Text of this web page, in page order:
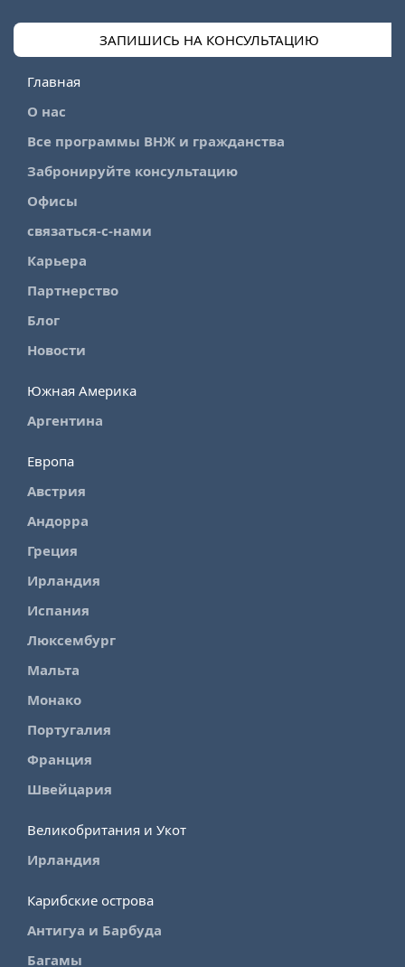
ЗАПИШИСЬ НА КОНСУЛЬТАЦИЮ
Главная
О нас
Все программы ВНЖ и гражданства
Забронируйте консультацию
Офисы
связаться-с-нами
Карьера
Партнерство
Блог
Новости
Южная Америка
Аргентина
Европа
Австрия
Андорра
Греция
Ирландия
Испания
Люксембург
Мальта
Монако
Португалия
Франция
Швейцария
Великобритания и Укот
Ирландия
Карибские острова
Антигуа и Барбуда
Багамы